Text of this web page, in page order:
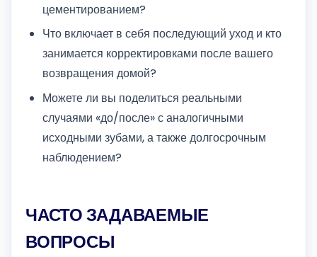
цементированием?
Что включает в себя последующий уход и кто
занимается корректировками после вашего
возвращения домой?
Можете ли вы поделиться реальными
случаями «до/после» с аналогичными
исходными зубами, а также долгосрочным
наблюдением?
ЧАСТО ЗАДАВАЕМЫЕ
ВОПРОСЫ